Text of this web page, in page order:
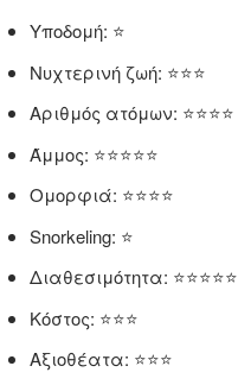
Υποδομή: ⭐
Νυχτερινή ζωή: ⭐⭐⭐
Αριθμός ατόμων: ⭐⭐⭐⭐
Άμμος: ⭐⭐⭐⭐⭐
Ομορφιά: ⭐⭐⭐⭐
Snorkeling: ⭐
Διαθεσιμότητα: ⭐⭐⭐⭐⭐
Κόστος: ⭐⭐⭐
Αξιοθέατα: ⭐⭐⭐